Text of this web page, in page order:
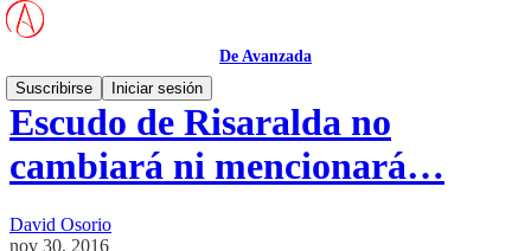
De Avanzada
Suscribirse
Iniciar sesión
Escudo de Risaralda no
cambiará ni mencionará…
David Osorio
nov 30, 2016